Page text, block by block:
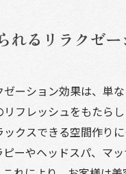
ッショナルなアドバイ
のリラクゼーション効
のケアを日常生活に取
が提供するプロフェッ
れるリラクゼ
ーション効果は、単
フレッシュをもたら
クスできる空間作り
ーやヘッドスパ、マ